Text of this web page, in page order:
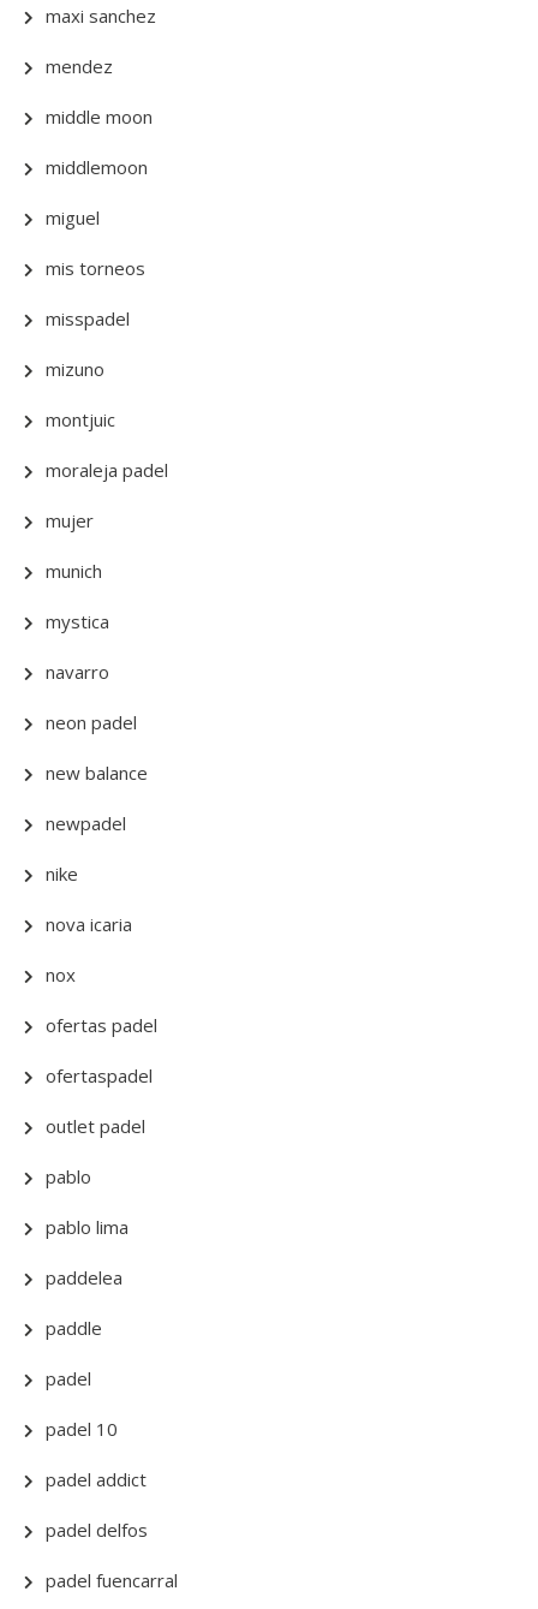
maxi sanchez
mendez
middle moon
middlemoon
miguel
mis torneos
misspadel
mizuno
montjuic
moraleja padel
mujer
munich
mystica
navarro
neon padel
new balance
newpadel
nike
nova icaria
nox
ofertas padel
ofertaspadel
outlet padel
pablo
pablo lima
paddelea
paddle
padel
padel 10
padel addict
padel delfos
padel fuencarral